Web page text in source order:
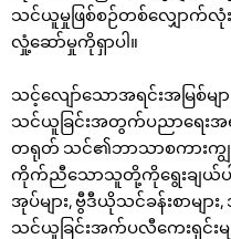
သင်ယူမှုဖြစ်စဉ်တစ်လျှောက်
လှုံ့ဆော်မှုကိုရှာပါ။
သင့်လျော်သောအရင်းအမြစ်မ
သင်ယူခြင်းအတွက်ပညာရေးအရ
တရုတ် သင်၏ဘာသာစကားကျွမ်
ကိုက်ညီသောသူတို့ကိုရွေးချယ်ပါ
အုပ်များ, ဗွီဒီယိုသင်ခန်းစာမျာ
သင်ယူခြင်းအက်ပလီကေးရှင်းမျ